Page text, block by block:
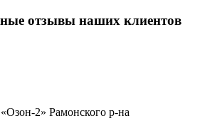
отзывы наших клиентов
2» Рамонского р-на